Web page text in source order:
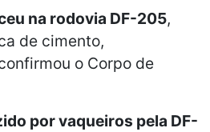
na rodovia DF-205,
de cimento,
o Corpo de
por vaqueiros pela DF-